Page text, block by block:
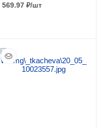
569.97 ₽/шт